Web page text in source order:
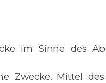
im Sinne des
Zwecke. Mittel